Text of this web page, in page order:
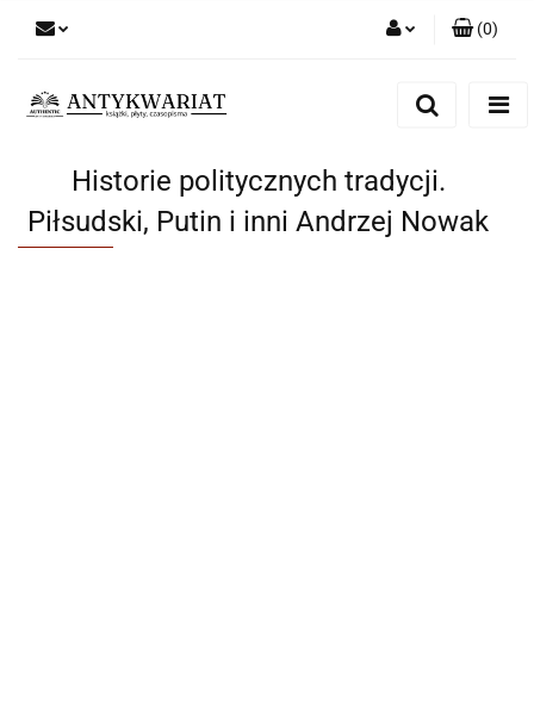
(0)
Historie politycznych tradycji.
Piłsudski, Putin i inni Andrzej Nowak